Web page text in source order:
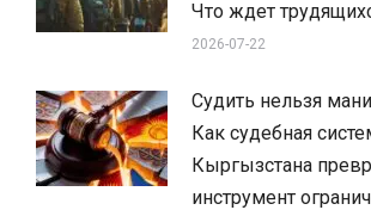
Что ждет
2026-07-22
Судить нельзя
Как судебная
Кыргызстана
инструмент